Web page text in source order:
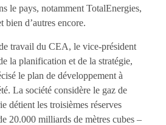
le pays, notamment TotalEnergies,
d’autres encore.
travail du CEA, le vice-président
la planification et de la stratégie,
le plan de développement à
La société considère le gaz de
détient les troisièmes réserves
20.000 milliards de mètres cubes –